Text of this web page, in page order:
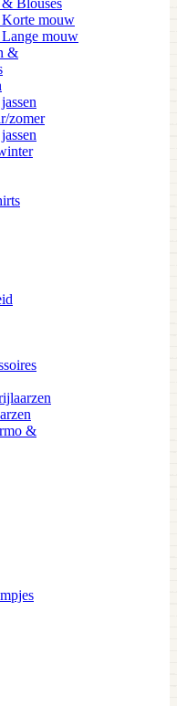
Blouses
mouw
mouw
&
zomer
&